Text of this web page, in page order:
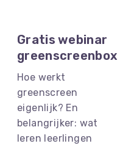
Gratis webinar
greenscreenbox
Hoe werkt
greenscreen
eigenlijk? En
belangrijker: wat
leren leerlingen